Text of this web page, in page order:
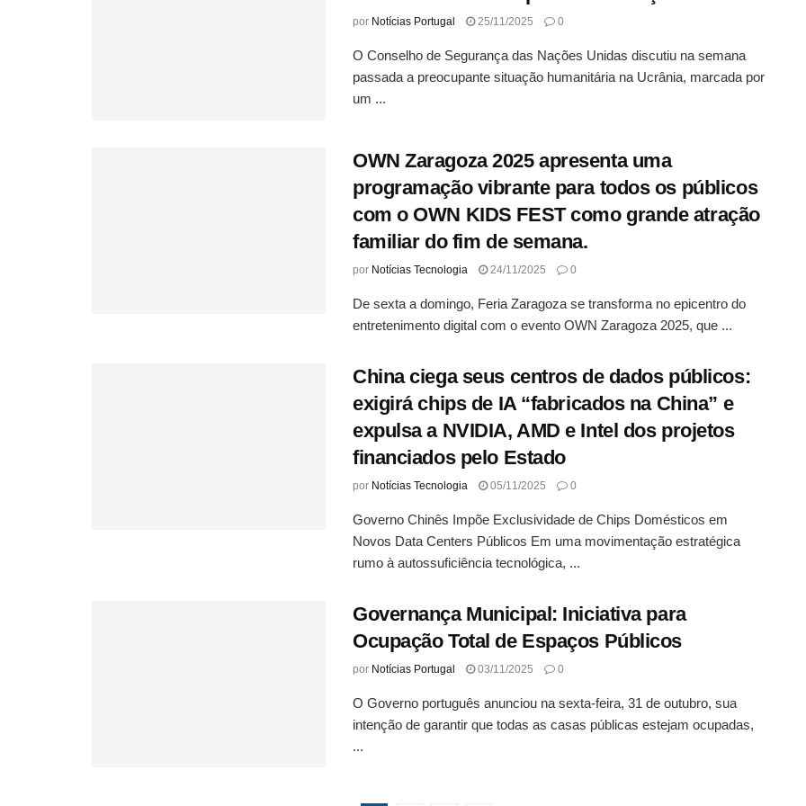
por Notícias Portugal 25/11/2025 0
O Conselho de Segurança das Nações Unidas discutiu na semana
passada a preocupante situação humanitária na Ucrânia, marcada por
um ...
OWN Zaragoza 2025 apresenta uma
programação vibrante para todos os públicos
com o OWN KIDS FEST como grande atração
familiar do fim de semana.
por Notícias Tecnologia 24/11/2025 0
De sexta a domingo, Feria Zaragoza se transforma no epicentro do
entretenimento digital com o evento OWN Zaragoza 2025, que ...
China ciega seus centros de dados públicos:
exigirá chips de IA “fabricados na China” e
expulsa a NVIDIA, AMD e Intel dos projetos
financiados pelo Estado
por Notícias Tecnologia 05/11/2025 0
Governo Chinês Impõe Exclusividade de Chips Domésticos em
Novos Data Centers Públicos Em uma movimentação estratégica
rumo à autossuficiência tecnológica, ...
Governança Municipal: Iniciativa para
Ocupação Total de Espaços Públicos
por Notícias Portugal 03/11/2025 0
O Governo português anunciou na sexta-feira, 31 de outubro, sua
intenção de garantir que todas as casas públicas estejam ocupadas,
...